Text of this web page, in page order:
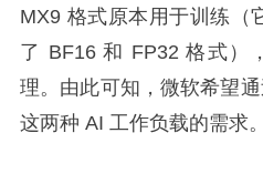
MX9 格式原本用于训练（
了 BF16 和 FP32 格式）
理。由此可知，微软希望
这两种 AI 工作负载的需求。